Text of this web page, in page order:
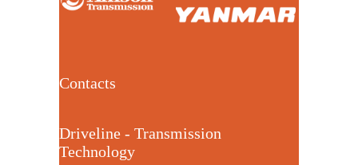
Contacts
Driveline - Transmission
Technology